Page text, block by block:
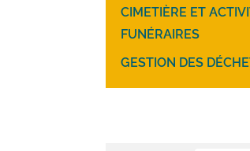
CIMETIÈRE ET
FUNÉRAIRES
GESTION DES